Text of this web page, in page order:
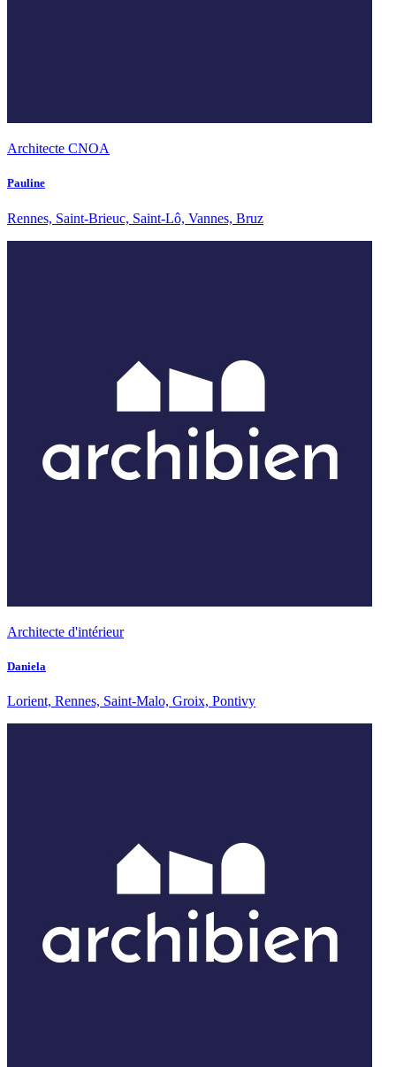
Architecte CNOA
Pauline
Rennes, Saint-Brieuc, Saint-Lô, Vannes, Bruz
Architecte d'intérieur
Daniela
Lorient, Rennes, Saint-Malo, Groix, Pontivy